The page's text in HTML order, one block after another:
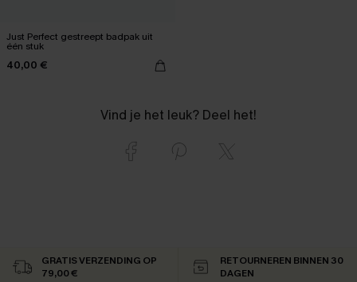
Just Perfect gestreept badpak uit
één stuk
40,00 €
Vind je het leuk? Deel het!
GRATIS VERZENDING OP
79,00 €
RETOURNEREN BINNEN 30
DAGEN